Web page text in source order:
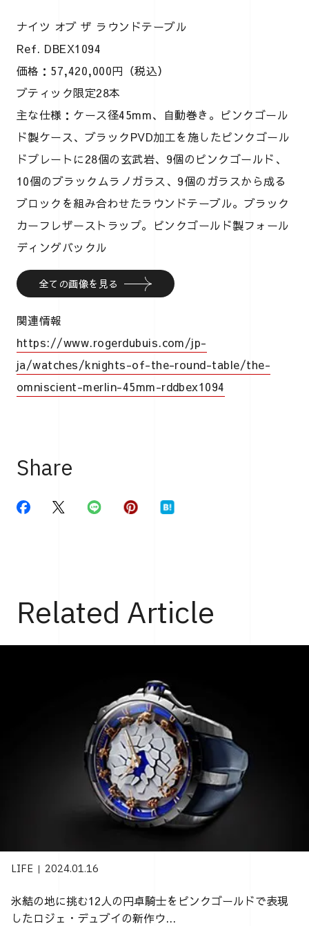
ナイツ オブ ザ ラウンドテーブル
Ref. DBEX1094
価格：57,420,000円（税込）
ブティック限定28本
主な仕様：ケース径45mm、自動巻き。ピンクゴール
ド製ケース、ブラックPVD加工を施したピンクゴール
ドプレートに28個の玄武岩、9個のピンクゴールド、
10個のブラックムラノガラス、9個のガラスから成る
ブロックを組み合わせたラウンドテーブル。ブラック
カーフレザーストラップ。ピンクゴールド製フォール
ディングバックル
全ての画像を見る
関連情報
https://www.rogerdubuis.com/jp-
ja/watches/knights-of-the-round-table/the-
omniscient-merlin-45mm-rddbex1094
Share
Related Article
LIFE 2024.01.16
氷結の地に挑む12人の円卓騎士をピンクゴールドで表現
したロジェ・デュブイの新作ウ...